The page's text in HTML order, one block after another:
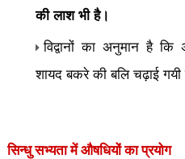
की लाश भी है।
विद्वानों का अनुमान है
शायद बकरे की बलि चढ़ाई गयी
सिन्धु सभ्यता मेंऔषधियों का प्रयोग